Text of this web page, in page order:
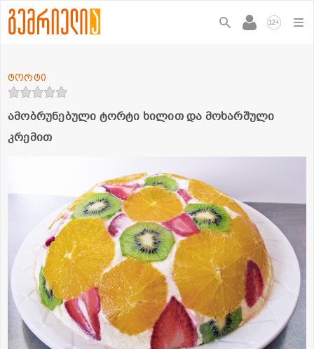
12+
ამობრუნებული ტორტი ხილით და მოხარშული
კრემით
ტორტი